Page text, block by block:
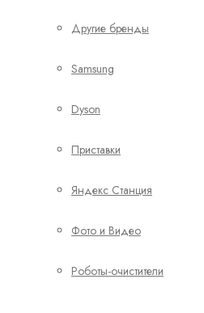
Другие бренды
Samsung
Dyson
Приставки
Яндекс Станция
Фото и Видео
Роботы-очистители